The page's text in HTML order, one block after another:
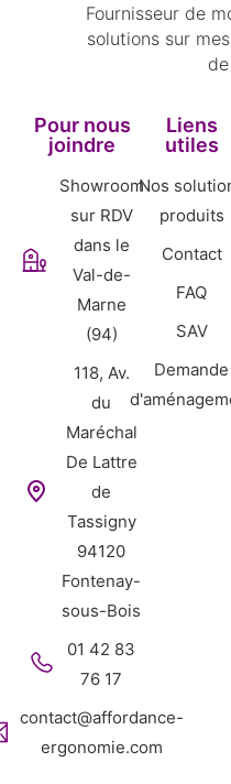
Fournisseur de
solutions sur
Pour nous
joindre
Showroom
sur RDV
dans le
Val-de-
Marne
(94)
118, Av.
du
Maréchal
De Lattre
de
Tassigny
94120
Fontenay-
sous-Bois
01 42 83
76 17
contact@affordance-
ergonomie.com
Liens
utiles
Nos
produits
Contact
FAQ
SAV
Demande